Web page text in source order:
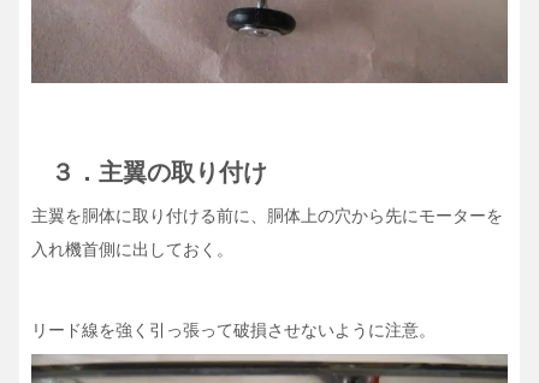
３．主翼の取り付け
主翼を胴体に取り付ける前に、胴体上の穴から先にモーターを
入れ機首側に出しておく。
リード線を強く引っ張って破損させないように注意。